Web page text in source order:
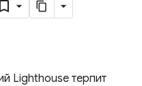
Lighthouse терпит